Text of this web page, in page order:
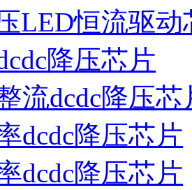
LED恒流驱动
降压芯片
流dcdc降压芯
dcdc降压芯片
dcdc降压芯片